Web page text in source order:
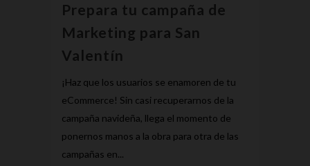
Prepara tu campaña de
Marketing para San
Valentín
¡Haz que los usuarios se enamoren de tu
eCommerce! Sin casi recuperarnos de la
campaña navideña, llega el momento de
ponernos manos a la obra para otra de las
campañas en...